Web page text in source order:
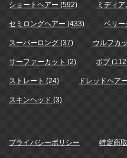
ショートヘアー (592) ミディ
セミロングヘアー (433) ベリー
スーパーロング (37) ウルフカ
サーファーカット (2) ボブ
ストレート (24) ドレッドヘア
スキンヘッド (3)
プライバシーポリシー 特定商